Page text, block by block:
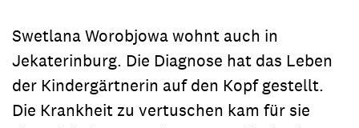
Swetlana Worobjowa wohnt auch in
Jekaterinburg. Die Diagnose hat das Leben
der Kindergärtnerin auf den Kopf gestellt.
Die Krankheit zu vertuschen kam für sie